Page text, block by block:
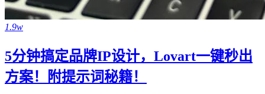
1.9w
5分钟搞定品牌IP设计，Lovart一键秒出
方案！附提示词秘籍！